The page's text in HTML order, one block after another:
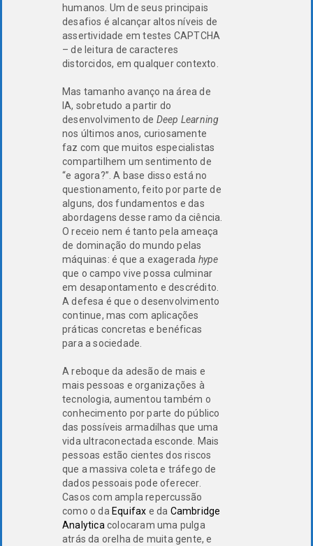
humanos. Um de seus principais
desafios é alcançar altos níveis de
assertividade em testes CAPTCHA
– de leitura de caracteres
distorcidos, em qualquer contexto.
Mas tamanho avanço na área de
IA, sobretudo a partir do
desenvolvimento de Deep Learning
nos últimos anos, curiosamente
faz com que muitos especialistas
compartilhem um sentimento de
“e agora?”. A base disso está no
questionamento, feito por parte de
alguns, dos fundamentos e das
abordagens desse ramo da ciência.
O receio nem é tanto pela ameaça
de dominação do mundo pelas
máquinas: é que a exagerada hype
que o campo vive possa culminar
em desapontamento e descrédito.
A defesa é que o desenvolvimento
continue, mas com aplicações
práticas concretas e benéficas
para a sociedade.
A reboque da adesão de mais e
mais pessoas e organizações à
tecnologia, aumentou também o
conhecimento por parte do público
das possíveis armadilhas que uma
vida ultraconectada esconde. Mais
pessoas estão cientes dos riscos
que a massiva coleta e tráfego de
dados pessoais pode oferecer.
Casos com ampla repercussão
como o da Equifax e da Cambridge
Analytica colocaram uma pulga
atrás da orelha de muita gente, e